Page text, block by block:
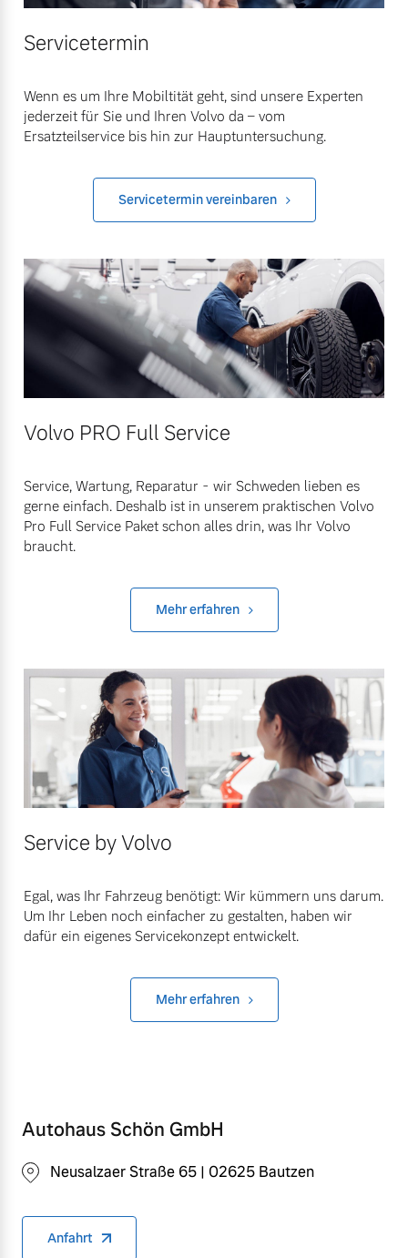
Servicetermin
Wenn es um Ihre Mobiltität geht, sind unsere Experten
jederzeit für Sie und Ihren Volvo da – vom
Ersatzteilservice bis hin zur Hauptuntersuchung.
Servicetermin vereinbaren
Volvo PRO Full Service
Service, Wartung, Reparatur - wir Schweden lieben es
gerne einfach. Deshalb ist in unserem praktischen Volvo
Pro Full Service Paket schon alles drin, was Ihr Volvo
braucht.
Mehr erfahren
Service by Volvo
Egal, was Ihr Fahrzeug benötigt: Wir kümmern uns darum.
Um Ihr Leben noch einfacher zu gestalten, haben wir
dafür ein eigenes Servicekonzept entwickelt.
Mehr erfahren
Autohaus Schön GmbH
Neusalzaer Straße 65 | 02625 Bautzen
Anfahrt